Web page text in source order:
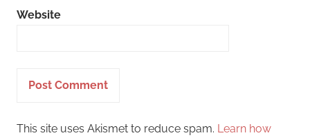
Website
This site uses Akismet to reduce spam. Learn how